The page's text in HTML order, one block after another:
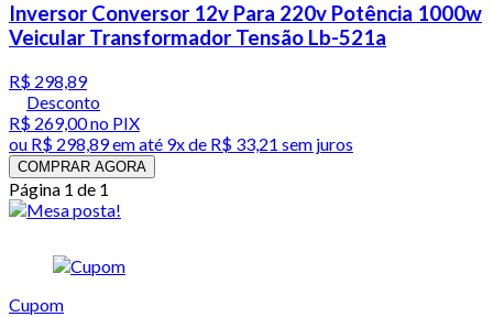
Inversor Conversor 12v Para 220v Potência 1000w
Veicular Transformador Tensão Lb-521a
R$ 298,89
Desconto
R$ 269,00no PIX
ou R$ 298,89em até 9x de R$ 33,21 sem juros
COMPRAR AGORA
Página 1 de 1
Cupom